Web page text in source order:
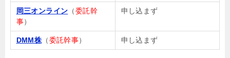
岡三オンライン （委託幹
事）
申し込まず
DMM株 （委託幹事） 申し込まず